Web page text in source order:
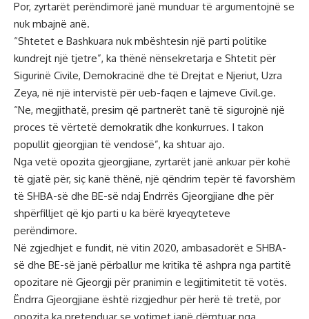
Por, zyrtarët perëndimorë janë munduar të argumentojnë se
nuk mbajnë anë.
“Shtetet e Bashkuara nuk mbështesin një parti politike
kundrejt një tjetre”, ka thënë nënsekretarja e Shtetit për
Sigurinë Civile, Demokracinë dhe të Drejtat e Njeriut, Uzra
Zeya, në një intervistë për ueb-faqen e lajmeve Civil.ge.
“Ne, megjithatë, presim që partnerët tanë të sigurojnë një
proces të vërtetë demokratik dhe konkurrues. I takon
popullit gjeorgjian të vendosë”, ka shtuar ajo.
Nga vetë opozita gjeorgjiane, zyrtarët janë ankuar për kohë
të gjatë për, siç kanë thënë, një qëndrim tepër të favorshëm
të SHBA-së dhe BE-së ndaj Ëndrrës Gjeorgjiane dhe për
shpërfilljet që kjo parti u ka bërë kryeqyteteve
perëndimore.
Në zgjedhjet e fundit, në vitin 2020, ambasadorët e SHBA-
së dhe BE-së janë përballur me kritika të ashpra nga partitë
opozitare në Gjeorgji për pranimin e legjitimitetit të votës.
Ëndrra Gjeorgjiane është rizgjedhur për herë të tretë, por
opozita ka pretenduar se votimet janë dëmtuar nga